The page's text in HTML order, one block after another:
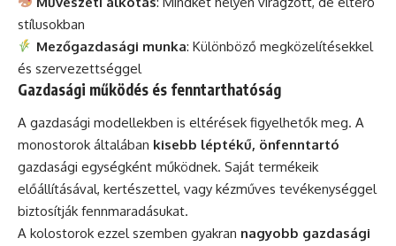
stílusokban
Mezőgazdasági munka: Különböző megközelítésekkel
és szervezettséggel
Gazdasági működés és fenntarthatóság
A gazdasági modellekben is eltérések figyelhetők meg. A
monostorok általában kisebb léptékű, önfenntartó
gazdasági egységként működnek. Saját termékeik
előállításával, kertészettel, vagy kézműves tevékenységgel
biztosítják fennmaradásukat.
A kolostorok ezzel szemben gyakran nagyobb gazdasági